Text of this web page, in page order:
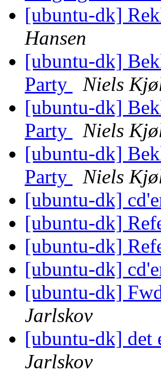
[ubuntu-dk]
Hansen
[ubuntu-dk]
Party
Niels
[ubuntu-dk]
Party
Niels
[ubuntu-dk]
Party
Niels
[ubuntu-dk]
[ubuntu-dk]
[ubuntu-dk]
[ubuntu-dk]
[ubuntu-dk]
Jarlskov
[ubuntu-dk] det
Jarlskov